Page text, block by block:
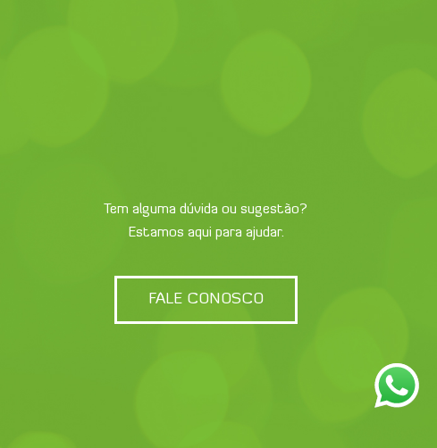
Tem alguma dúvida ou sugestão?
Estamos aqui para ajudar.
FALE CONOSCO